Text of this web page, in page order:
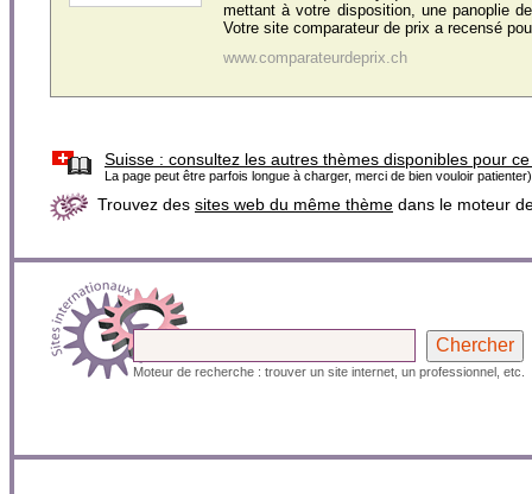
mettant à votre disposition, une panoplie
Votre site comparateur de prix a recensé
www.comparateurdeprix.ch
Suisse : consultez les autres thèmes disponibles pour
La page peut être parfois longue à charger, merci de bien vouloir patienter)
Trouvez des sites web du même thème dans le moteur
Moteur de recherche : trouver un site internet, un professionnel, etc.